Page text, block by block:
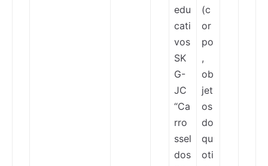
edu
cati
vos
SK
G-
JC
“Ca
rro
ssel
dos
(c
or
po
,
ob
jet
os
do
qu
oti